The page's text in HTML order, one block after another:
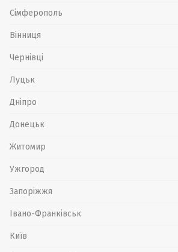
Сімферополь
Вінниця
Чернівці
Луцьк
Дніпро
Донецьк
Житомир
Ужгород
Запоріжжя
Івано-Франківськ
Київ